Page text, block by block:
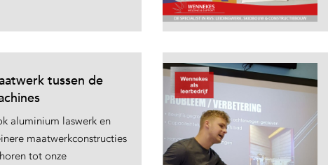
tussen de
aluminium laswerk en
maatwerkconstructies
tot onze